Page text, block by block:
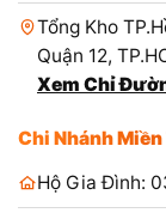
Tổng Kho
Quận 12,
Xem Chỉ
Chi Nhánh
Hộ Gia Đình: